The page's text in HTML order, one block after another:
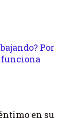
Por
funciona
en su